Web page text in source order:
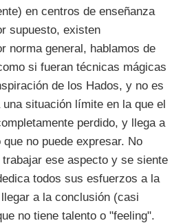
en centros de enseñanza
supuesto, existen
norma general, hablamos de
si fueran técnicas mágicas
de los Hados, y no es
situación límite en la que el
perdido, y llega a
no puede expresar. No
ese aspecto y se siente
todos sus esfuerzos a la
a la conclusión (casi
no tiene talento o "feeling".